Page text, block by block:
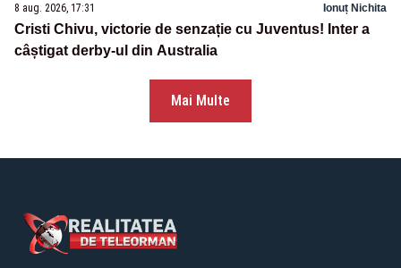
8 aug. 2026, 17:31 Ionuț Nichita
Cristi Chivu, victorie de senzație cu Juventus! Inter a
câștigat derby-ul din Australia
Mai Multe